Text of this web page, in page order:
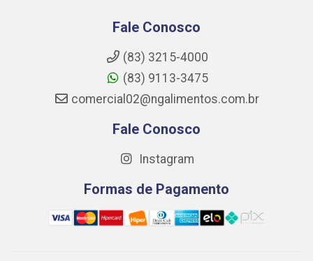
Fale Conosco
(83) 3215-4000
(83) 9113-3475
comercial02@ngalimentos.com.br
Fale Conosco
Instagram
Formas de Pagamento